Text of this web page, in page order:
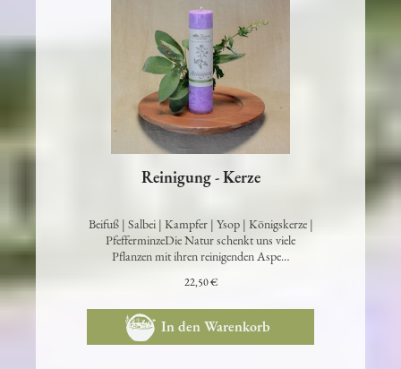
Reinigung - Kerze
Beifuß | Salbei | Kampfer | Ysop | Königskerze |
PfefferminzeDie Natur schenkt uns viele
Pflanzen mit ihren reinigenden Aspe…
22,50 €
In den Warenkorb